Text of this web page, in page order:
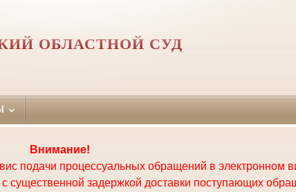
ОБЛАСТНОЙ СУД
Внимание!
подачи процессуальных обращений в электронном
существенной задержкой доставки поступающих